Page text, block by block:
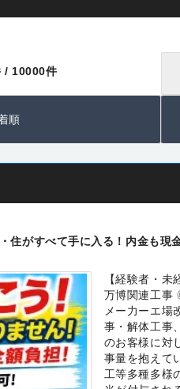
/ 10000件
順
住がすべて手に入る！内金も
【経験者・
万博関連工事
メー力ーエ
事・解体工事
のお客様に対
事量を抱えて
工等多種多様